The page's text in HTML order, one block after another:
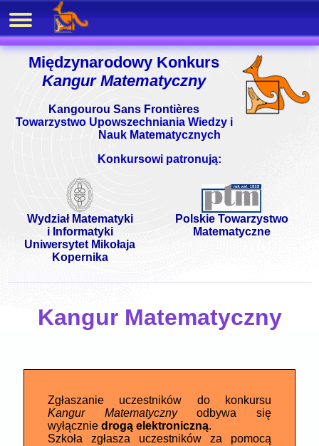
Międzynarodowy Konkurs
Kangur Matematyczny
Kangourou Sans Frontières
Towarzystwo Upowszechniania Wiedzy i
Nauk Matematycznych
Konkursowi patronują:
Wydział Matematyki
i Informatyki
Uniwersytet Mikołaja
Kopernika
Polskie Towarzystwo
Matematyczne
Kangur Matematyczny
Zgłaszanie uczestników do konkursu
Kangur Matematycznyodbywa się
wyłączniedrogą elektroniczną.
Szkoła zgłasza uczestników za pomocą